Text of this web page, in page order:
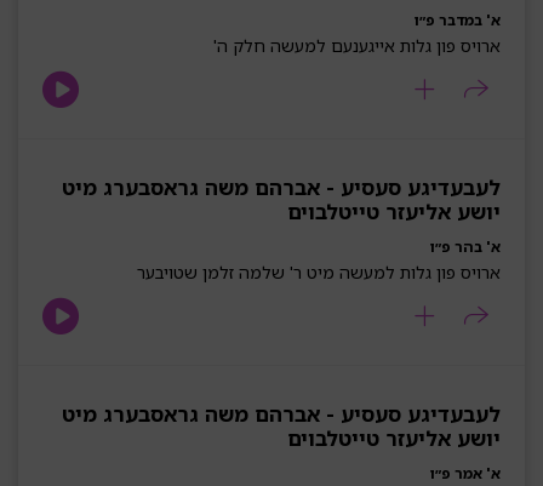
א' במדבר פ״ו
ארויס פון גלות אייגענעם למעשה חלק ה'
לעבעדיגע סעסיע - אברהם משה גראסבערג מיט
יושע אליעזר טייטלבוים
א' בהר פ״ו
ארויס פון גלות למעשה מיט ר' שלמה זלמן שטויבער
לעבעדיגע סעסיע - אברהם משה גראסבערג מיט
יושע אליעזר טייטלבוים
א' אמר פ״ו